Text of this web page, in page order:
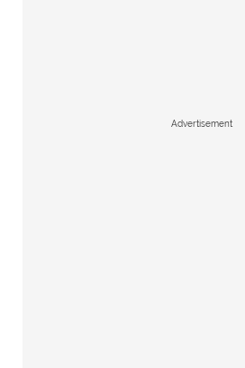
Advertisement